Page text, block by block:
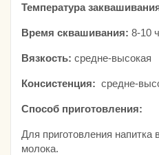
Температура
Время сквашивания: 8-10
Вязкость: средне-высокая
Консистенция: средне-
Способ приготовления:
Для приготовления напитка
молока.